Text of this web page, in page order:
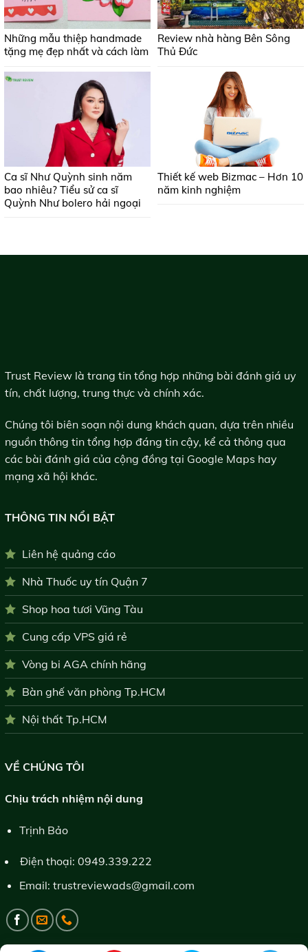
Những mẫu thiệp handmade
tặng mẹ đẹp nhất và cách làm
Review nhà hàng Bên Sông
Thủ Đức
Ca sĩ Như Quỳnh sinh năm
bao nhiêu? Tiểu sử ca sĩ
Quỳnh Như bolero hải ngoại
Thiết kế web Bizmac – Hơn 10
năm kinh nghiệm
Trust Review là trang tin tổng hợp những bài đánh giá uy
tín, chất lượng, trung thực và chính xác.
Chúng tôi biên soạn nội dung khách quan, dựa trên nhiều
nguồn thông tin tổng hợp đáng tin cậy, kể cả thông qua
các bài đánh giá của cộng đồng tại Google Maps hay
mạng xã hội khác.
THÔNG TIN NỔI BẬT
Liên hệ quảng cáo
Nhà Thuốc uy tín Quận 7
Shop hoa tươi Vũng Tàu
Cung cấp VPS giá rẻ
Vòng bi AGA chính hãng
Bàn ghế văn phòng Tp.HCM
Nội thất Tp.HCM
VỀ CHÚNG TÔI
Chịu trách nhiệm nội dung
Trịnh Bảo
Điện thoại: 0949.339.222
Email: trustreviewads@gmail.com